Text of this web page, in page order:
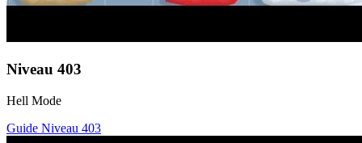
Niveau 403
Hell Mode
Guide Niveau 403